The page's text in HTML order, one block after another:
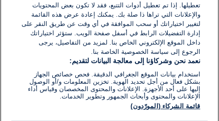
تعطيلها. إذا تم تعطيل أدوات التتبع، فقد لا تكون بعض المحتويات
والإعلانات التي تراها ذا صلة بك. يمكنك إعادة عرض هذه القائمة
لتغيير اختياراتك أو سحب الموافقة في أي وقت عن طريق النقر على
إدارة التفضيلات الرابط في أسفل صفحة الويب. ستؤثر اختياراتك
داخل الموقع الإلكتروني الخاص بنا. لمزيد من التفاصيل، يرجى
الرجوع إلى سياسة الخصوصية الخاصة بنا.
نعمد نحن وشركاؤنا إلى معالجة البيانات لتقديم:
استخدام بيانات الموقع الجغرافي الدقيقة. فحص خصائص الجهاز
بشكل فعال من أجل تحديد الهوية. تخزين المعلومات و/أو الوصول
إليها على أحد الأجهزة. الإعلانات والمحتوى المخصصان وقياس أداء
الإعلانات والمحتوى وأبحاث الجمهور وتطوير الخدمات.
قائمة الشركاء (المورّدون)